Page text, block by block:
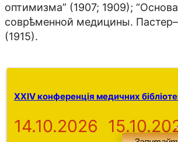
оптимизма” (1907; 1909);
соврѣменной медицины.
(1915).
XXIV конференція медичних
14.10.2026